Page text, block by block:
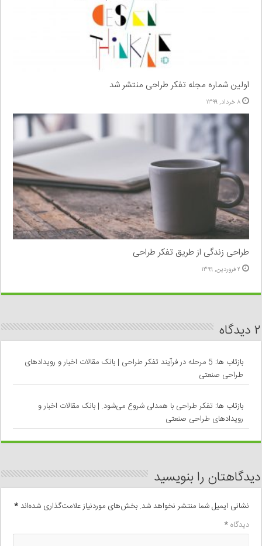
اولین شماره مجله تفکر طراحی منتشر شد
۸ خرداد, ۱۳۹۹
طراحی زندگی از طریق تفکر طراحی
۲ فروردین, ۱۳۹۹
۲ دیدگاه
بازتاب ها:
5 مرحله در فرآیند تفکر طراحی | بانک مقالات اخبار و رویدادهای
طراحی صنعتی
بازتاب ها: تفکر طراحی با همدلی شروع می‌شود. | بانک مقالات اخبار و
رویدادهای طراحی صنعتی
دیدگاهتان را بنویسید
نشانی ایمیل شما منتشر نخواهد شد. بخش‌های موردنیاز علامت‌گذاری شده‌اند*
دیدگاه*